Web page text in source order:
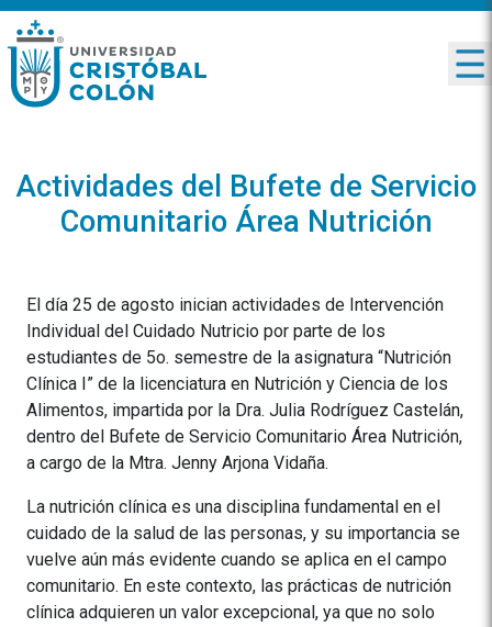
Actividades del Bufete de Servicio
Comunitario Área Nutrición
El día 25 de agosto inician actividades de Intervención
Individual del Cuidado Nutricio por parte de los
estudiantes de 5o. semestre de la asignatura “Nutrición
Clínica I” de la licenciatura en Nutrición y Ciencia de los
Alimentos, impartida por la Dra. Julia Rodríguez Castelán,
dentro del Bufete de Servicio Comunitario Área Nutrición,
a cargo de la Mtra. Jenny Arjona Vidaña.
La nutrición clínica es una disciplina fundamental en el
cuidado de la salud de las personas, y su importancia se
vuelve aún más evidente cuando se aplica en el campo
comunitario. En este contexto, las prácticas de nutrición
clínica adquieren un valor excepcional, ya que no solo